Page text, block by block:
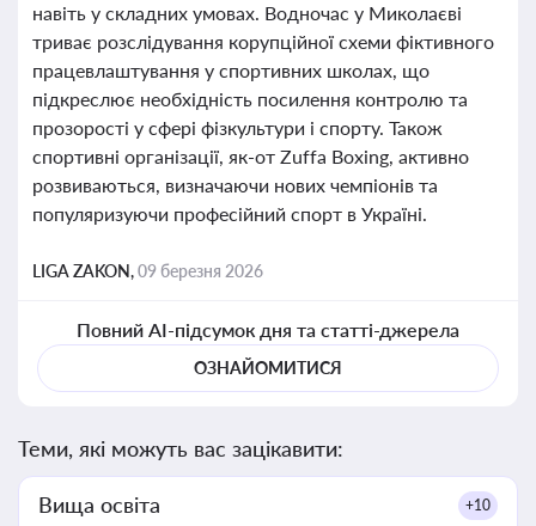
навіть у складних умовах. Водночас у Миколаєві
триває розслідування корупційної схеми фіктивного
працевлаштування у спортивних школах, що
підкреслює необхідність посилення контролю та
прозорості у сфері фізкультури і спорту. Також
спортивні організації, як-от Zuffa Boxing, активно
розвиваються, визначаючи нових чемпіонів та
популяризуючи професійний спорт в Україні.
LIGA ZAKON,09 березня 2026
Повний AI-підсумок дня та статті-джерела
ОЗНАЙОМИТИСЯ
Теми, які можуть вас зацікавити:
Вища освіта +10